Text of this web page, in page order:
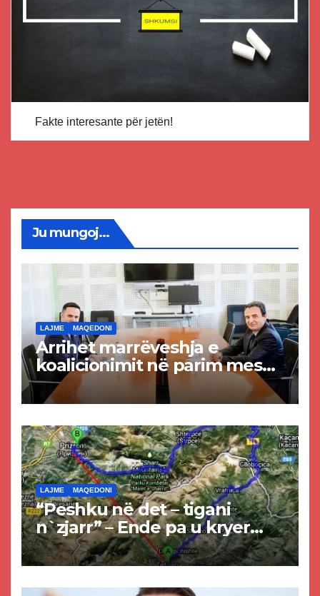
Fakte interesante për jetën!
Ju mungoj...
LAJME MAQEDONI
Arrihet marrëveshja e
koalicionimit në parim mes
Kurtit dhe Abdixhikut
LAJME MAQEDONI
“Peshku në det – tigani
n`zjarr” – Ende pa u kryer
projekti i tunelit, komuna e
Tetovës nis punimet për